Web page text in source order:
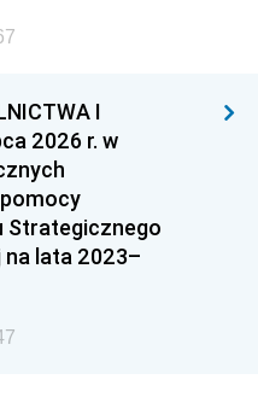
I
2026 r. w
Strategicznego
na lata 2023–